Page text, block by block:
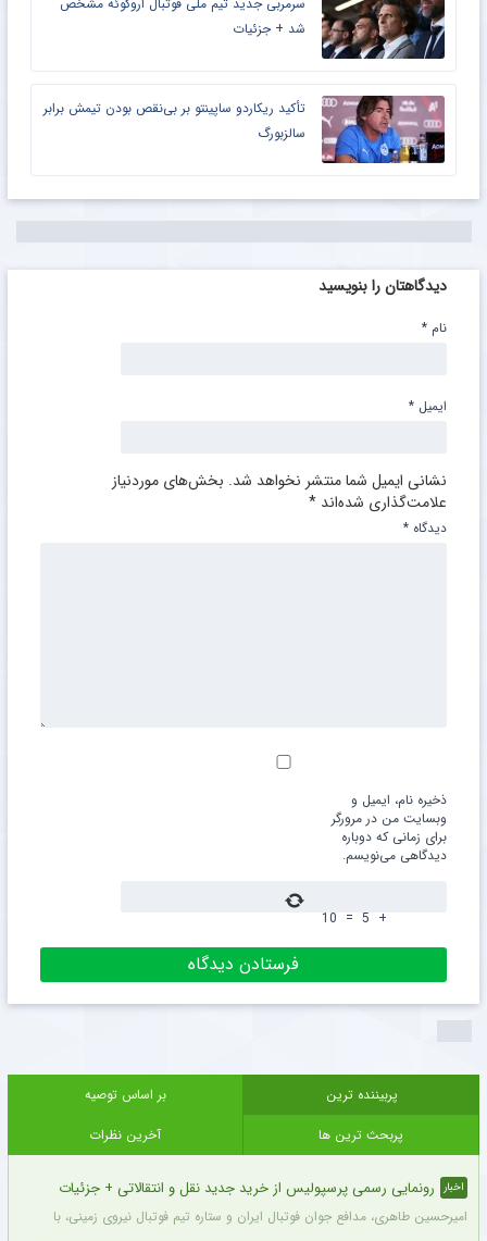
شد + جزئیات
تأکید ریکاردو ساپینتو بر بی‌نقص بودن تیمش برابر
سالزبورگ
دیدگاهتان را بنویسید
نشانی ایمیل شما منتشر نخواهد شد. بخش‌های موردنیاز
علامت‌گذاری شده‌اند *
دیدگاه *
نام *
ایمیل *
ذخیره نام، ایمیل و
وبسایت من در مرورگر
برای زمانی که دوباره
دیدگاهی می‌نویسم.
+
5
=
10
پربیننده ترین
بر اساس توصیه
پربحث ترین ها
آخرین نظرات
اخبار رونمایی رسمی پرسپولیس از خرید جدید نقل و انتقالاتی + جزئیات
امیرحسین طاهری، مدافع جوان فوتبال ایران و ستاره تیم فوتبال نیروی زمینی، با